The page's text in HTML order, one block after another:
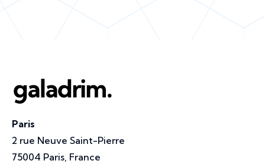
Paris
2 rue Neuve Saint-Pierre
75004 Paris, France